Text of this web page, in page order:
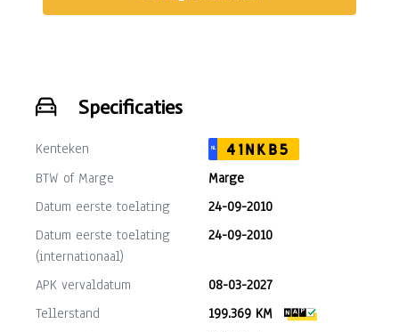
Specificaties
Kenteken NL
41NKB5
BTW of Marge
Marge
Datum eerste toelating
24-09-2010
Datum eerste toelating
(internationaal)
24-09-2010
APK vervaldatum
08-03-2027
Tellerstand
199.369 KM